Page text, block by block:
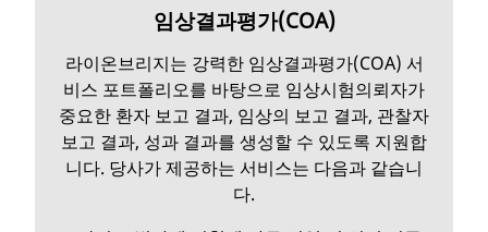
임상결과평가(COA)
라이온브리지는 강력한 임상결과평가(COA) 서
비스 포트폴리오를 바탕으로 임상시험의뢰자가
중요한 환자 보고 결과, 임상의 보고 결과, 관찰자
보고 결과, 성과 결과를 생성할 수 있도록 지원합
니다. 당사가 제공하는 서비스는 다음과 같습니
다.